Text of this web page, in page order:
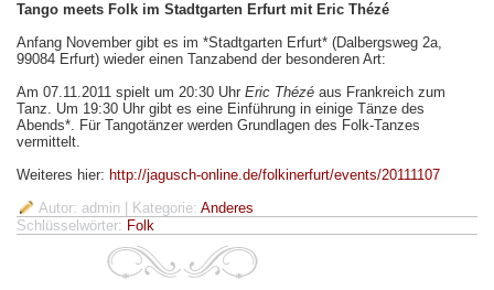
Tango meets Folk im Stadtgarten Erfurt mit Eric Thézé
Anfang November gibt es im *Stadtgarten Erfurt* (Dalbergsweg 2a,
99084 Erfurt) wieder einen Tanzabend der besonderen Art:
Am 07.11.2011 spielt um 20:30 Uhr Eric Thézé aus Frankreich zum
Tanz. Um 19:30 Uhr gibt es eine Einführung in einige Tänze des
Abends*. Für Tangotänzer werden Grundlagen des Folk-Tanzes
vermittelt.
Weiteres hier: http://jagusch-online.de/folkinerfurt/events/20111107
Autor: admin | Kategorie: Anderes
Schlüsselwörter: Folk